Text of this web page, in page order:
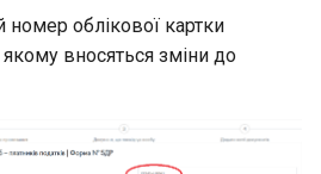
номер облікової картки
якому вносяться зміни до